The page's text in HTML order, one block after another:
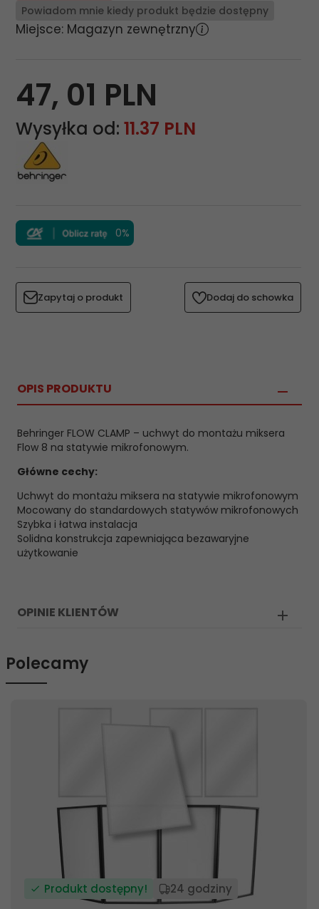
Powiadom mnie kiedy produkt będzie dostępny
Miejsce: Magazyn zewnętrzny
47, 01 PLN
Wysyłka od: 11.37 PLN
0%
Zapytaj o produkt Dodaj do schowka
OPIS PRODUKTU
Behringer FLOW CLAMP – uchwyt do montażu miksera
Flow 8 na statywie mikrofonowym.
Główne cechy:
Uchwyt do montażu miksera na statywie mikrofonowym
Mocowany do standardowych statywów mikrofonowych
Szybka i łatwa instalacja
Solidna konstrukcja zapewniająca bezawaryjne
użytkowanie
OPINIE KLIENTÓW
Polecamy
Produkt dostępny! 24 godziny